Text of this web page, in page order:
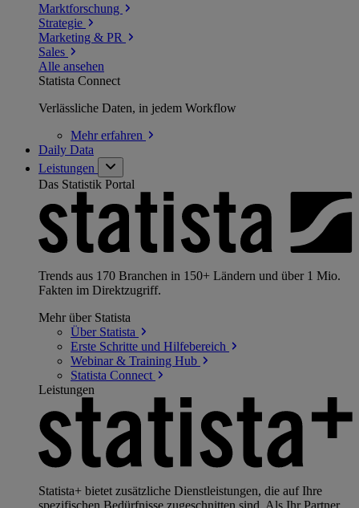
Marktforschung
Strategie
Marketing & PR
Sales
Alle ansehen
Statista Connect
Verlässliche Daten, in jedem Workflow
Mehrerfahren
Daily Data
Leistungen
Das Statistik Portal
Trends aus 170 Branchen in 150+ Ländern und über 1 Mio.
Fakten im Direktzugriff.
Mehr über Statista
Über Statista
Erste Schritte und Hilfebereich
Webinar & Training Hub
Statista Connect
Leistungen
Statista+ bietet zusätzliche Dienstleistungen, die auf Ihre
spezifischen Bedürfnisse zugeschnitten sind. Als Ihr Partner